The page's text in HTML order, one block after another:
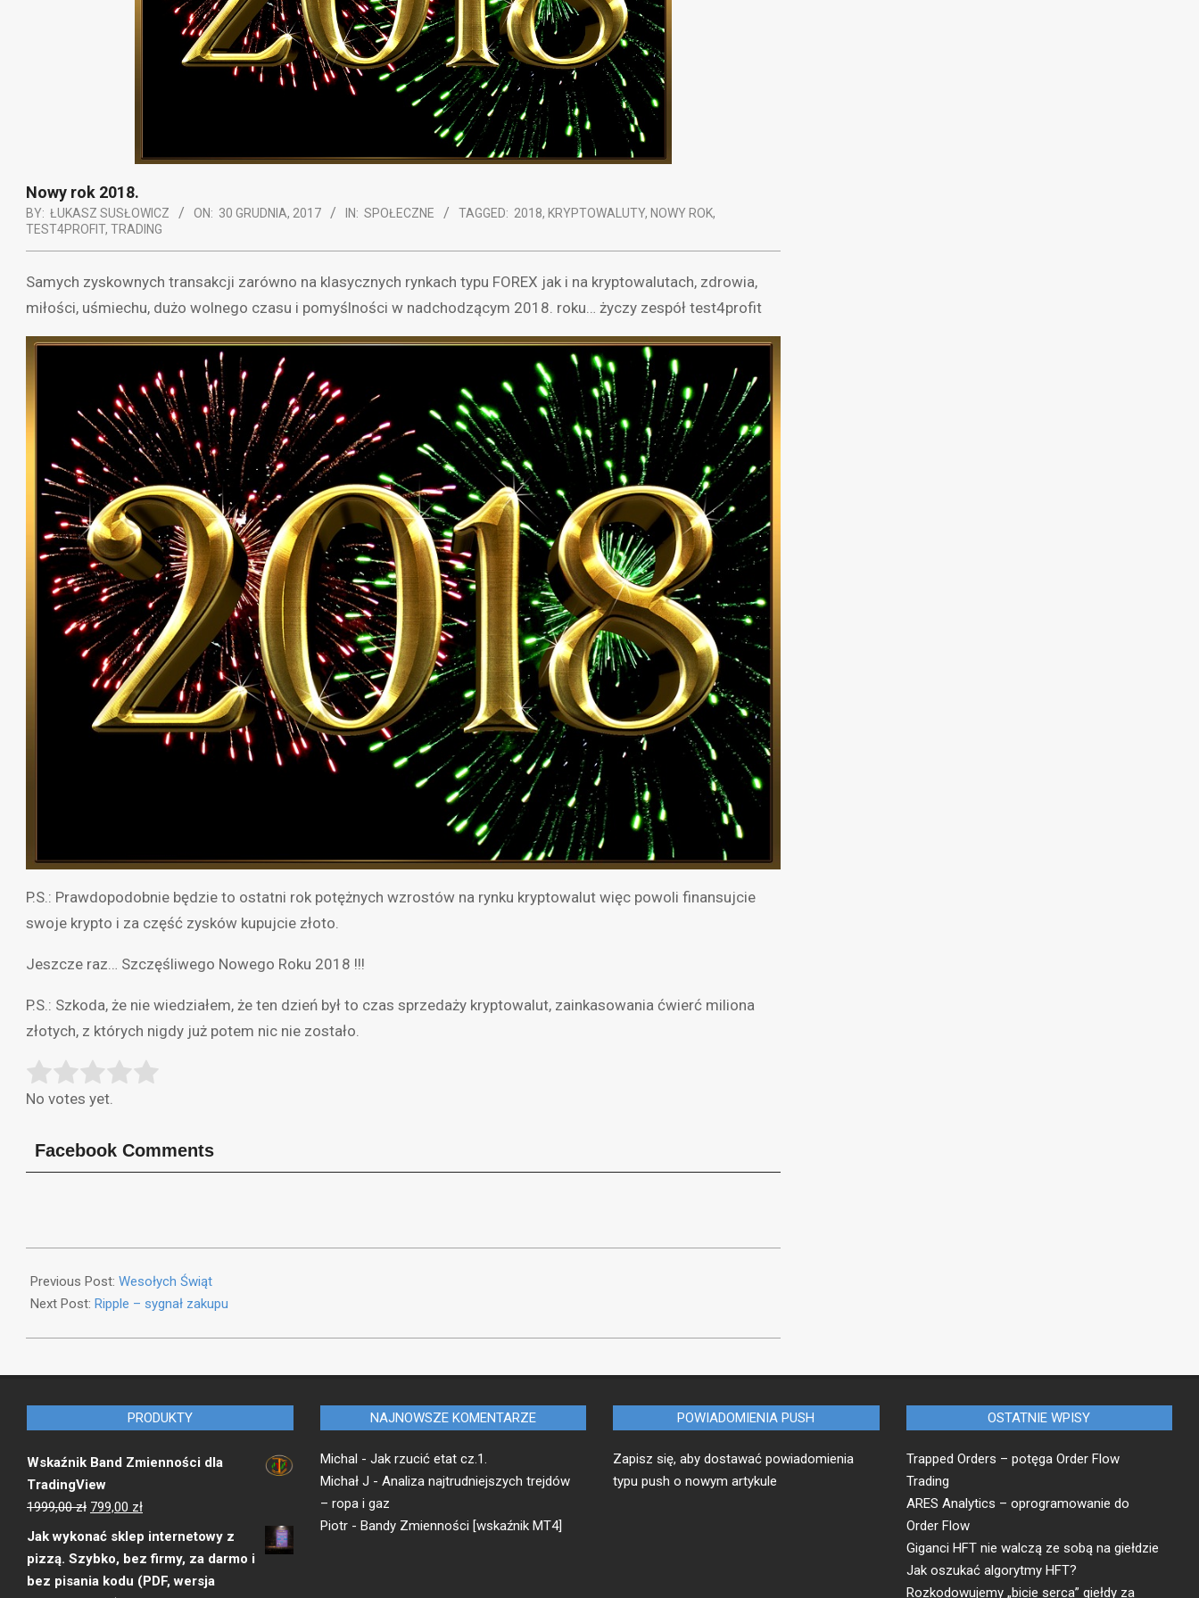
Nowy rok 2018.
BY: ŁUKASZ SUSŁOWICZ ON: 30 GRUDNIA, 2017 IN: SPOŁECZNE TAGGED: 2018, KRYPTOWALUTY, NOWY ROK,
TEST4PROFIT, TRADING
Samych zyskownych transakcji zarówno na klasycznych rynkach typu FOREX jak i na kryptowalutach, zdrowia,
miłości, uśmiechu, dużo wolnego czasu i pomyślności w nadchodzącym 2018. roku… życzy zespół test4profit
P.S.: Prawdopodobnie będzie to ostatni rok potężnych wzrostów na rynku kryptowalut więc powoli finansujcie
swoje krypto i za część zysków kupujcie złoto.
Jeszcze raz… Szczęśliwego Nowego Roku 2018 !!!
P.S.: Szkoda, że nie wiedziałem, że ten dzień był to czas sprzedaży kryptowalut, zainkasowania ćwierć miliona
złotych, z których nigdy już potem nic nie zostało.
Rate this item:
Submit Rating
No votes yet.
Facebook Comments
12-
30
Previous Post: Wesołych Świąt
Next Post: Ripple – sygnał zakupu
PRODUKTY
Wskaźnik Band Zmienności dla
TradingView
1999,00zł Pierwotna
cena
wynosiła:
1999,00 zł.
799,00 złAktualna
cena
wynosi:
799,00 zł.
Jak wykonać sklep internetowy z
pizzą. Szybko, bez firmy, za darmo i
bez pisania kodu (PDF, wersja
NAJNOWSZE KOMENTARZE
Michal - Jak rzucić etat cz.1.
Michał J - Analiza najtrudniejszych trejdów
– ropa i gaz
Piotr- Bandy Zmienności [wskaźnik MT4]
POWIADOMIENIA PUSH
Zapisz się, aby dostawać powiadomienia
typu push o nowym artykule
OSTATNIE WPISY
Trapped Orders – potęga Order Flow
Trading
ARES Analytics – oprogramowanie do
Order Flow
Giganci HFT nie walczą ze sobą na giełdzie
Jak oszukać algorytmy HFT?
Rozkodowujemy „bicie serca” giełdy za